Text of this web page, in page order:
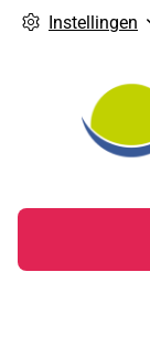
Instellingen